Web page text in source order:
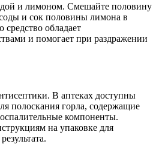
и лимоном. Смешайте половину
и сок половины лимона в
средство обладает
и помогает при раздражении
В аптеках доступны
полоскания горла, содержащие
компоненты.
на упаковке для